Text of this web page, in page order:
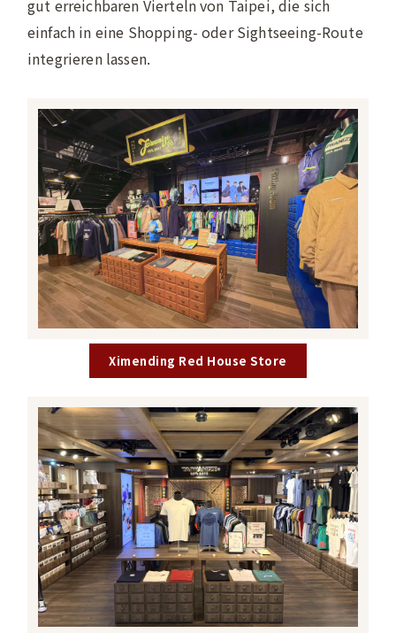
gut erreichbaren Vierteln von Taipei, die sich
einfach in eine Shopping- oder Sightseeing-Route
integrieren lassen.
Ximending Red House Store